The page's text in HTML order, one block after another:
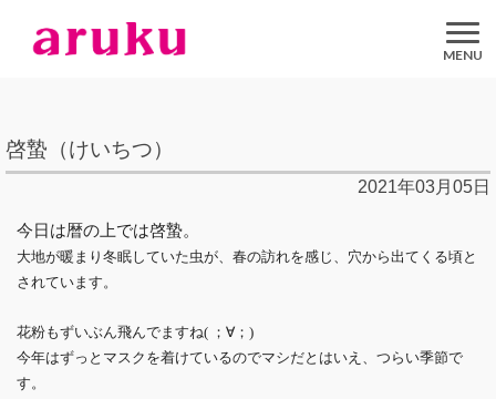
啓蟄（けいちつ）
2021年03月05日
今日は暦の上では啓蟄。
大地が暖まり冬眠していた虫が、春の訪れを感じ、穴から出てくる頃と
されています。
花粉もずいぶん飛んでますね( ；∀；)
今年はずっとマスクを着けているのでマシだとはいえ、つらい季節で
す。